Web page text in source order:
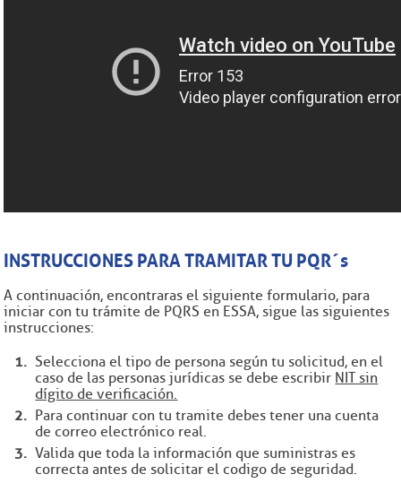
INSTRUCCIONES PARA TRAMITAR TU PQR´s
A continuación, encontraras el siguiente formulario, para
iniciar con tu trámite de PQRS en ESSA, sigue las siguientes
instrucciones:
Selecciona el tipo de persona según tu solicitud, en el
caso de las personas jurídicas se debe escribir NIT sin
dígito de verificación.
Para continuar con tu tramite debes tener una cuenta
de correo electrónico real.
Valida que toda la información que suministras es
correcta antes de solicitar el codigo de seguridad.